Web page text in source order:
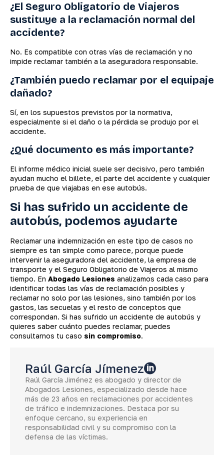
¿El Seguro Obligatorio de Viajeros
sustituye a la reclamación normal del
accidente?
No. Es compatible con otras vías de reclamación y no
impide reclamar también a la aseguradora responsable.
¿También puedo reclamar por el equipaje
dañado?
Sí, en los supuestos previstos por la normativa,
especialmente si el daño o la pérdida se produjo por el
accidente.
¿Qué documento es más importante?
El informe médico inicial suele ser decisivo, pero también
ayudan mucho el billete, el parte del accidente y cualquier
prueba de que viajabas en ese autobús.
Si has sufrido un accidente de
autobús, podemos ayudarte
Reclamar una indemnización en este tipo de casos no
siempre es tan simple como parece, porque puede
intervenir la aseguradora del accidente, la empresa de
transporte y el Seguro Obligatorio de Viajeros al mismo
tiempo. En Abogado Lesiones analizamos cada caso para
identificar todas las vías de reclamación posibles y
reclamar no solo por las lesiones, sino también por los
gastos, las secuelas y el resto de conceptos que
correspondan. Si has sufrido un accidente de autobús y
quieres saber cuánto puedes reclamar, puedes
consultarnos tu caso sin compromiso.
Raúl García Jímenez
Raúl García Jiménez es abogado y director de
Abogados Lesiones, especializado desde hace
más de 23 años en reclamaciones por accidentes
de tráfico e indemnizaciones. Destaca por su
enfoque cercano, su experiencia en
responsabilidad civil y su compromiso con la
defensa de las víctimas.